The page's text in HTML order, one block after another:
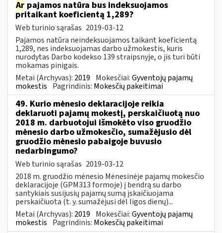
Ar pajamos natūra bus indeksuojamos
pritaikant koeficientą 1,289?
Web turinio sąrašas 2019-03-12
Pajamos natūra neindeksuojamos taikant koeficientą
1,289, nes indeksuojamas darbo užmokestis, kuris
nurodytas Darbo kodekso 139 straipsnyje, o jis turi būti
mokamas pinigais.
Metai (Archyvas): 2019 Mokesčiai:Gyventojų pajamų
mokestis Pagrindinis: Mokesčių pakeitimai
49. Kurio mėnesio deklaracijoje reikia
deklaruoti pajamų mokestį, perskaičiuotą nuo
2018 m. darbuotojui išmokėto viso gruodžio
mėnesio darbo užmokesčio, sumažėjusio dėl
gruodžio mėnesio pabaigoje buvusio
nedarbingumo?
Web turinio sąrašas 2019-03-12
2018 m. gruodžio mėnesio Mėnesinėje pajamų mokesčio
deklaracijoje (GPM313 formoje) į bendrą su darbo
santykiais susijusių pajamų sumą įskaičiuojama
perskaičiuota (t. y. sumažėjusi dėl ligos dienų)...
Metai (Archyvas): 2019 Mokesčiai:Gyventojų pajamų
mokestis Pagrindinis: Mokesčių pakeitimai